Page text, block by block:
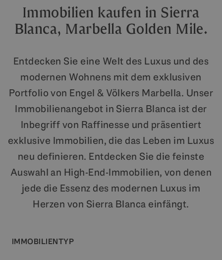
Immobilien kaufen in Sierra
Blanca, Marbella Golden Mile.
Entdecken Sie eine Welt des Luxus und des
modernen Wohnens mit dem exklusiven
Portfolio von Engel & Völkers Marbella. Unser
Immobilienangebot in Sierra Blanca ist der
Inbegriff von Raffinesse und präsentiert
exklusive Immobilien, die das Leben im Luxus
neu definieren. Entdecken Sie die feinste
Auswahl an High-End-Immobilien, von denen
jede die Essenz des modernen Luxus im
Herzen von Sierra Blanca einfängt.
IMMOBILIENTYP